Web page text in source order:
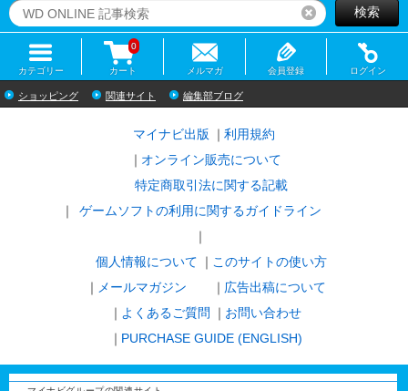
リセット検索
カテゴリー カート
0
メルマガ 会員登録 ログイン
ショッピング 関連サイト 編集部ブログ
マイナビ出版
利用規約
オンライン販売について
特定商取引法に関する記載
ゲームソフトの利用に関するガイドライン
｜
個人情報について
このサイトの使い方
メールマガジン
広告出稿について
よくあるご質問
お問い合わせ
PURCHASE GUIDE (ENGLISH)